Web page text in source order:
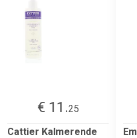
€ 11.25
Cattier Kalmerende